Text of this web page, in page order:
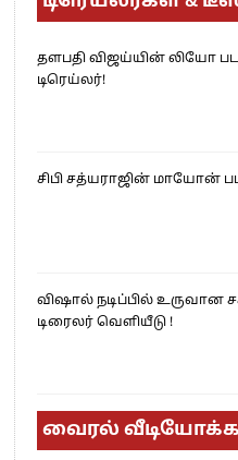
தளபதி விஜய்யின் லியோ
டிரெய்லர்!
சிபி சத்யராஜின் மாயோன்
விஷால் நடிப்பில் உருவான
டிரைலர் வெளியீடு !
வைரல்